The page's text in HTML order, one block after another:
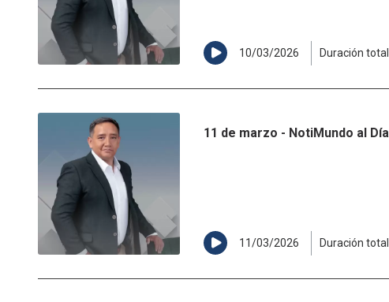
10/03/2026 Duración total
11 de marzo - NotiMundo al Día
11/03/2026 Duración total